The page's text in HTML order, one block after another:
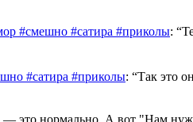
#смешно #сатира #приколы: “
#сатира #приколы: “Так это
это нормально. А вот "Нам